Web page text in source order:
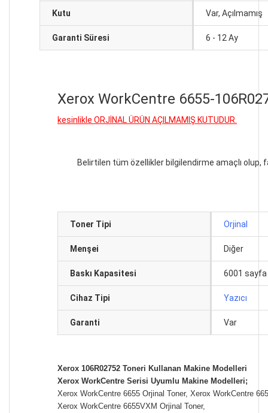
Kutu Var, Açılmamış
Garanti Süresi 6 - 12 Ay
Xerox WorkCentre 6655-
kesinlikle ORJİNAL ÜRÜN AÇILMAMIŞ KUTUDUR.
Belirtilen tüm özellikler bilgilendirme amaçlı olup,
Toner Tipi Orjinal
Menşei Diğer
Baskı Kapasitesi 6001
Cihaz Tipi Yazıcı
Garanti Var
Xerox 106R02752 Toneri Kullanan Makine Modelleri
Xerox WorkCentre Serisi Uyumlu Makine Modelleri;
Xerox WorkCentre 6655 Orjinal Toner, Xerox WorkCentre
Xerox WorkCentre 6655VXM Orjinal Toner,